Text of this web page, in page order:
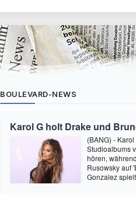
BOULEVARD-NEWS
Karol G holt Drake und
(BANG) -
Studioalbums
hören,
Rusowsky auf
Gonzalez